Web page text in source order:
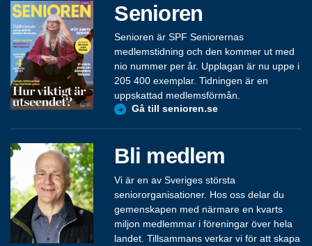
Senioren
Senioren är SPF Seniorernas
medlemstidning och den kommer ut med
nio nummer per år. Upplagan är nu uppe i
205 400 exemplar. Tidningen är en
uppskattad medlemsförmån.
Gå till senioren.se
Bli medlem
Vi är en av Sveriges största
seniororganisationer. Hos oss delar du
gemenskapen med närmare en kvarts
miljon medlemmar i föreningar över hela
landet. Tillsammans verkar vi för att skapa